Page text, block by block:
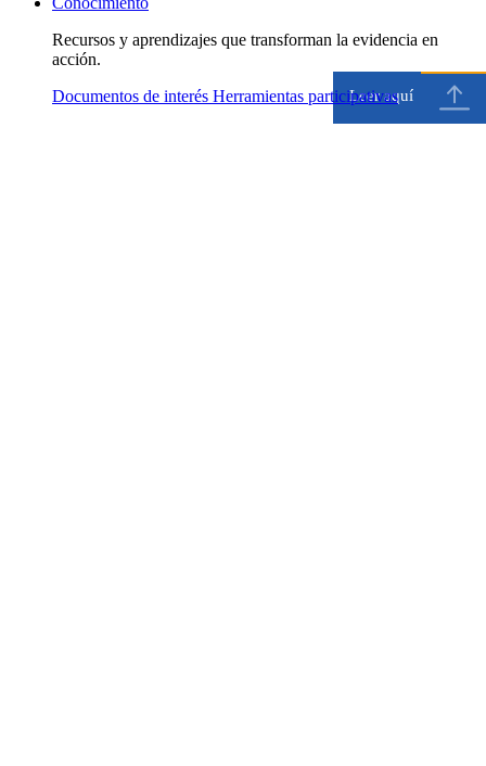
Leer aquí
Leer aquí
Leer aquí
Leer aquí
Recursos y aprendizajes que transforman la evidencia en
acción.
Documentos de interés Herramientas participativas